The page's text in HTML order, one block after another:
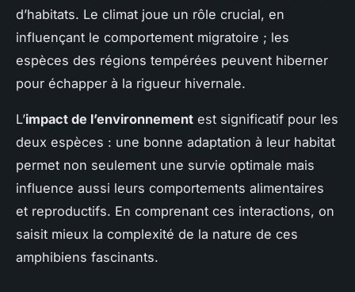
d’habitats. Le climat joue un rôle crucial, en
influençant le comportement migratoire ; les
espèces des régions tempérées peuvent hiberner
pour échapper à la rigueur hivernale.
L’impact de l’environnement est significatif pour les
deux espèces : une bonne adaptation à leur habitat
permet non seulement une survie optimale mais
influence aussi leurs comportements alimentaires
et reproductifs. En comprenant ces interactions, on
saisit mieux la complexité de la nature de ces
amphibiens fascinants.